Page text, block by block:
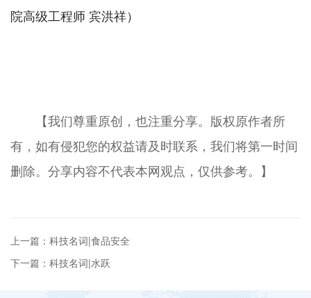
院高级工程师 宾洪祥）
【我们尊重原创，也注重分享。版权原作者所
有，如有侵犯您的权益请及时联系，我们将第一时间
删除。分享内容不代表本网观点，仅供参考。】
上一篇：科技名词|食品安全
下一篇：科技名词|水跃